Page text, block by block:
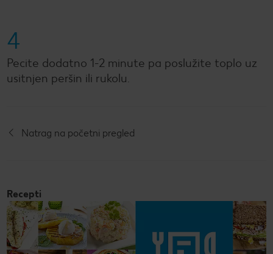
4
Pecite dodatno 1-2 minute pa poslužite toplo uz
usitnjen peršin ili rukolu.
Natrag na početni pregled
Recepti